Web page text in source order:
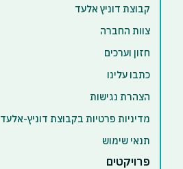
קבוצת דוניץ אלעד
צוות החברה
חזון וערכים
כתבו עלינו
הצהרת נגישות
מדיניות פרטיות בקבוצת דוניץ-אלעד
תנאי שימוש
פרויקטים